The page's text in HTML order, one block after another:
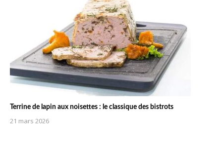
Terrine de lapin aux noisettes : le classique des bistrots
21 mars 2026